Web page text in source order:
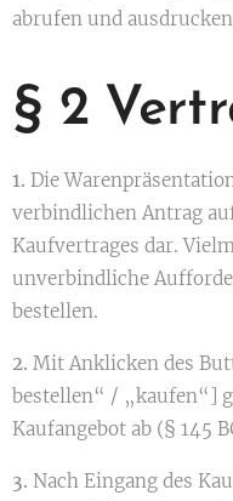
abrufen und
§ 2
1. Die
verbindlichen Antrag
Kaufvertrages dar.
unverbindliche
bestellen.
2. Mit Anklicken des
bestellen“ / „kaufen“]
Kaufangebot ab (§ 145
3. Nach Eingang des